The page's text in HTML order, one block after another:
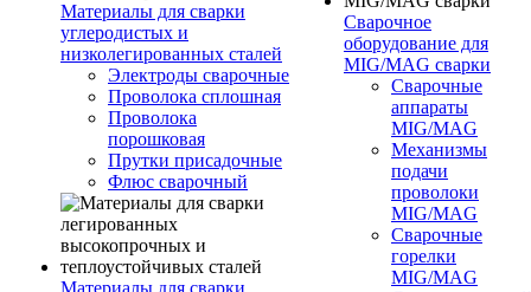
Материалы для сварки
углеродистых и
низколегированных сталей
Электроды сварочные
Проволока сплошная
Проволока
порошковая
Прутки присадочные
Флюс сварочный
Материалы для сварки
Сварочное
оборудование для
MIG/MAG сварки
Сварочные
аппараты
MIG/MAG
Механизмы
подачи
проволоки
MIG/MAG
Сварочные
горелки
MIG/MAG